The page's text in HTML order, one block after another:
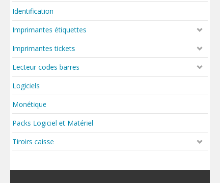
Identification
Imprimantes étiquettes
Imprimantes tickets
Lecteur codes barres
Logiciels
Monétique
Packs Logiciel et Matériel
Tiroirs caisse